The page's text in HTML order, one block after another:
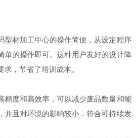
材加工中心的操作简便，从设定程序
单的操作即可。这种用户友好的设计降
，节省了培训成本。
度和高效率，可以减少废品数量和能
并且对环境的影响较小，符合可持续发